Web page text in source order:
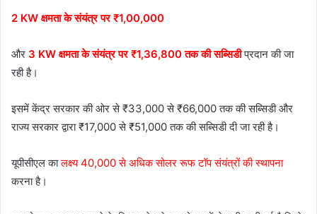
2 KW क्षमता के संयंत्र पर ₹1,00,000
और 3 KW क्षमता के संयंत्र पर ₹1,36,800 तक की सब्सिडीप्रदान की जा
रही है।
इसमें केंद्र सरकार की ओर से ₹33,000 से ₹66,000 तक की सब्सिडी और
राज्य सरकार द्वारा ₹17,000 से ₹51,000 तक की सब्सिडी दी जा रही है।
यूपीसीएल कालक्ष्य 40,000 से अधिक सोलर रूफ टॉप संयंत्रों की स्थापना
करना है।